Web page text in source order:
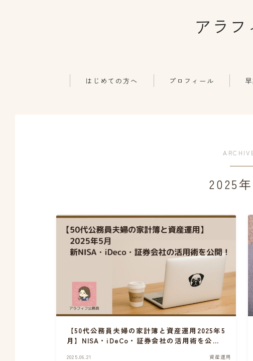
アラ
はじめての方へ プロフィール
2025
【50代公務員夫婦の家計簿と資産運用2025年5
月】NISA・iDeCo・証券会社の活用術を公
2025.06.21 資産運用